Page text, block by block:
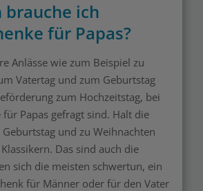
brauche ich
für Papas?
Anlässe wie zum Beispiel zu
Vatertag und zum Geburtstag
zum Hochzeitstag, bei
für Papas gefragt sind. Halt die
Geburtstag und zu Weihnachten
Das sind auch die
sich die meisten schwertun, ein
für Männer oder für den Vater